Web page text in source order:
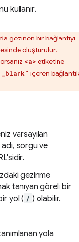
kullanır.
gezinen bir bağlantıyı
oluşturulur.
<a> etiketine
içeren
varsayılan
sorgu ve
gezinme
tanıyan göreli bir
yol ( / ) olabilir.
yola